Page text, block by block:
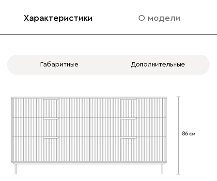
Характеристики О модели
Габаритные Дополнительные